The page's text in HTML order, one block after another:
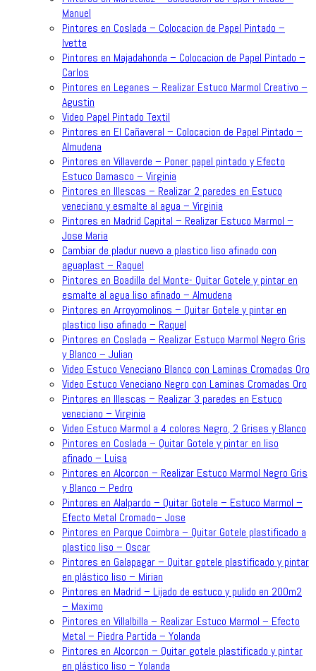
Manuel
Pintores en Coslada – Colocacion de Papel Pintado –
Ivette
Pintores en Majadahonda – Colocacion de Papel Pintado –
Carlos
Pintores en Leganes – Realizar Estuco Marmol Creativo –
Agustin
Video Papel Pintado Textil
Pintores en El Cañaveral – Colocacion de Papel Pintado –
Almudena
Pintores en Villaverde – Poner papel pintado y Efecto
Estuco Damasco – Virginia
Pintores en Illescas – Realizar 2 paredes en Estuco
veneciano y esmalte al agua – Virginia
Pintores en Madrid Capital – Realizar Estuco Marmol –
Jose Maria
Cambiar de pladur nuevo a plastico liso afinado con
aguaplast – Raquel
Pintores en Boadilla del Monte- Quitar Gotele y pintar en
esmalte al agua liso afinado – Almudena
Pintores en Arroyomolinos – Quitar Gotele y pintar en
plastico liso afinado – Raquel
Pintores en Coslada – Realizar Estuco Marmol Negro Gris
y Blanco – Julian
Video Estuco Veneciano Blanco con Laminas Cromadas Oro
Video Estuco Veneciano Negro con Laminas Cromadas Oro
Pintores en Illescas – Realizar 3 paredes en Estuco
veneciano – Virginia
Video Estuco Marmol a 4 colores Negro, 2 Grises y Blanco
Pintores en Coslada – Quitar Gotele y pintar en liso
afinado – Luisa
Pintores en Alcorcon – Realizar Estuco Marmol Negro Gris
y Blanco – Pedro
Pintores en Alalpardo – Quitar Gotele – Estuco Marmol –
Efecto Metal Cromado– Jose
Pintores en Parque Coimbra – Quitar Gotele plastificado a
plastico liso – Oscar
Pintores en Galapagar – Quitar gotele plastificado y pintar
en plástico liso – Mirian
Pintores en Madrid – Lijado de estuco y pulido en 200m2
– Maximo
Pintores en Villalbilla – Realizar Estuco Marmol – Efecto
Metal – Piedra Partida – Yolanda
Pintores en Alcorcon – Quitar gotele plastificado y pintar
en plástico liso – Yolanda